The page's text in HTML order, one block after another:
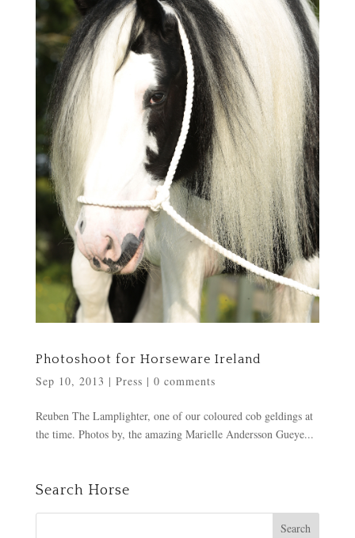
Photoshoot for Horseware Ireland
Sep 10, 2013 | Press | 0 comments
Reuben The Lamplighter, one of our coloured cob geldings at
the time. Photos by, the amazing Marielle Andersson Gueye...
Search Horse